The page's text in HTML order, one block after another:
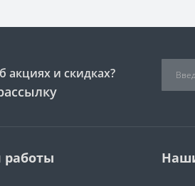
акциях и скидках?
работы